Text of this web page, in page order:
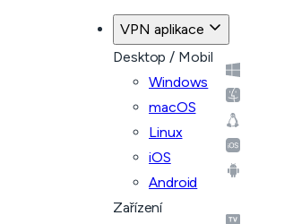
VPN aplikace
Desktop / Mobil
Windows
macOS
Linux
iOS
Android
Zařízení